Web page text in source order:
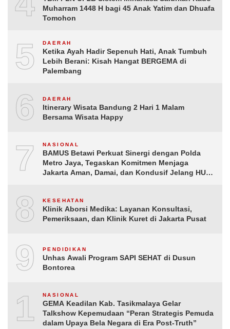
Muharram 1448 H bagi 45 Anak Yatim dan Dhuafa
Tomohon
5 DAERAH
Ketika Ayah Hadir Sepenuh Hati, Anak Tumbuh
Lebih Berani: Kisah Hangat BERGEMA di
Palembang
6 DAERAH
Itinerary Wisata Bandung 2 Hari 1 Malam
Bersama Wisata Happy
7 NASIONAL
BAMUS Betawi Perkuat Sinergi dengan Polda
Metro Jaya, Tegaskan Komitmen Menjaga
Jakarta Aman, Damai, dan Kondusif Jelang HUT
8 KESEHATAN
Klinik Aborsi Medika: Layanan Konsultasi,
Pemeriksaan, dan Klinik Kuret di Jakarta Pusat
9 PENDIDIKAN
Unhas Awali Program SAPI SEHAT di Dusun
Bontorea
10NASIONAL
GEMA Keadilan Kab. Tasikmalaya Gelar
Talkshow Kepemudaan “Peran Strategis Pemuda
dalam Upaya Bela Negara di Era Post-Truth”